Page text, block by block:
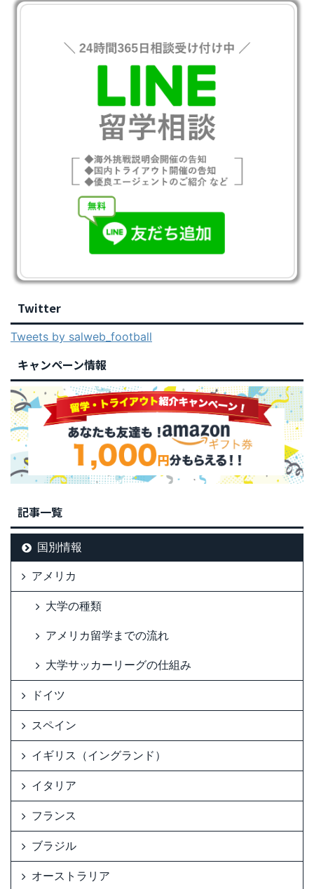
Twitter
Tweets by salweb_football
キャンペーン情報
記事一覧
国別情報
アメリカ
大学の種類
アメリカ留学までの流れ
大学サッカーリーグの仕組み
ドイツ
スペイン
イギリス（イングランド）
イタリア
フランス
ブラジル
オーストラリア